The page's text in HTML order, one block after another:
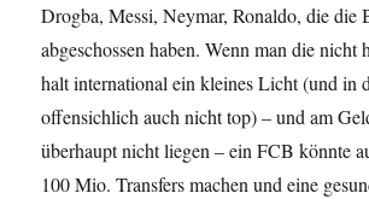
Drogba, Messi, Neymar, Ronaldo, die die
abgeschossen haben. Wenn man die nicht
halt international ein kleines Licht (und in
offensichlich auch nicht top) – und am
überhaupt nicht liegen – ein FCB könnte
100 Mio. Transfers machen und eine